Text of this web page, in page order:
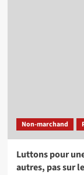
Non-marchand
Luttons pour
autres, pas sur